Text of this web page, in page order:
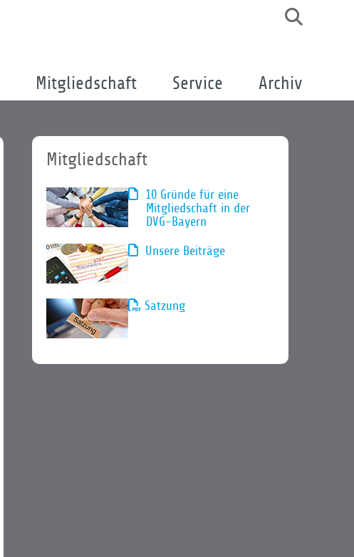
Mitgliedschaft Service Archiv
Mitgliedschaft
10 Gründe für eine
Mitgliedschaft in der
DVG-Bayern
Unsere Beiträge
Satzung